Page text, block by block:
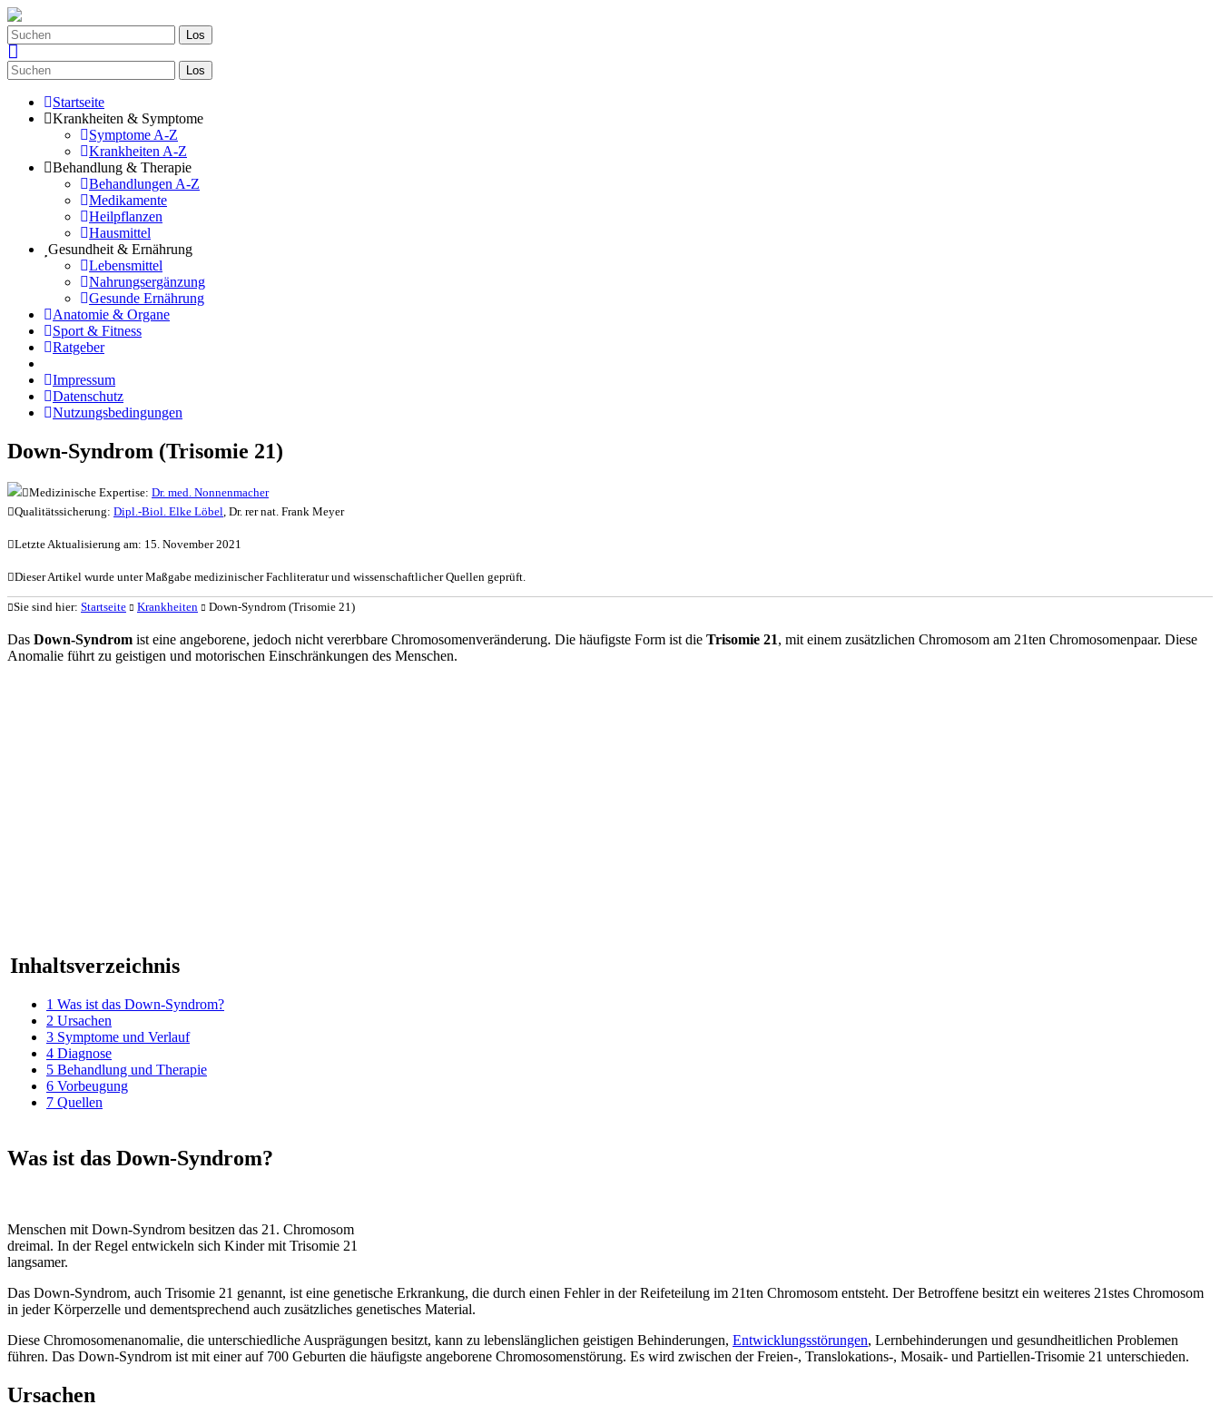
Los
Los
Startseite
Krankheiten & Symptome
Symptome A-Z
Krankheiten A-Z
Behandlung & Therapie
Behandlungen A-Z
Medikamente
Heilpflanzen
Hausmittel
Gesundheit & Ernährung
Lebensmittel
Nahrungsergänzung
Gesunde Ernährung
Anatomie & Organe
Sport & Fitness
Ratgeber
Impressum
Datenschutz
Nutzungsbedingungen
Down-Syndrom (Trisomie 21)
Medizinische Expertise: Dr. med. Nonnenmacher
Qualitätssicherung: Dipl.-Biol. Elke Löbel, Dr. rer nat. Frank Meyer
Letzte Aktualisierung am: 15. November 2021
Dieser Artikel wurde unter Maßgabe medizinischer Fachliteratur und wissenschaftlicher Quellen geprüft.
Sie sind hier: Startseite Krankheiten Down-Syndrom (Trisomie 21)
Das Down-Syndrom ist eine angeborene, jedoch nicht vererbbare Chromosomenveränderung. Die häufigste Form ist die Trisomie 21, mit einem zusätzlichen Chromosom am 21ten Chromosomenpaar. Diese
Anomalie führt zu geistigen und motorischen Einschränkungen des Menschen.
Inhaltsverzeichnis
1 Was ist das Down-Syndrom?
2 Ursachen
3 Symptome und Verlauf
4 Diagnose
5 Behandlung und Therapie
6 Vorbeugung
7 Quellen
Was ist das Down-Syndrom?
Menschen mit Down-Syndrom besitzen das 21. Chromosom
dreimal. In der Regel entwickeln sich Kinder mit Trisomie 21
langsamer.
Das Down-Syndrom, auch Trisomie 21 genannt, ist eine genetische Erkrankung, die durch einen Fehler in der Reifeteilung im 21ten Chromosom entsteht. Der Betroffene besitzt ein weiteres 21stes Chromosom
in jeder Körperzelle und dementsprechend auch zusätzliches genetisches Material.
Diese Chromosomenanomalie, die unterschiedliche Ausprägungen besitzt, kann zu lebenslänglichen geistigen Behinderungen, Entwicklungsstörungen, Lernbehinderungen und gesundheitlichen Problemen
führen. Das Down-Syndrom ist mit einer auf 700 Geburten die häufigste angeborene Chromosomenstörung. Es wird zwischen der Freien-, Translokations-, Mosaik- und Partiellen-Trisomie 21 unterschieden.
Ursachen